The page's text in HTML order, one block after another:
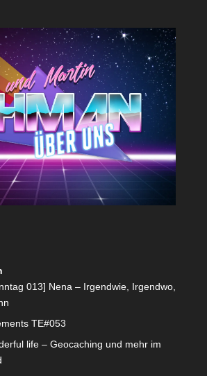
013] Nena – Irgendwie, Irgendwo,
TE#053
life – Geocaching und mehr im